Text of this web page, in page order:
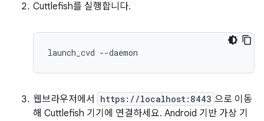
Cuttlefish를 실행합니다.
웹브라우저에서 https://localhost:8443 으로 이동
해 Cuttlefish 기기에 연결하세요. Android 기반 가상 기